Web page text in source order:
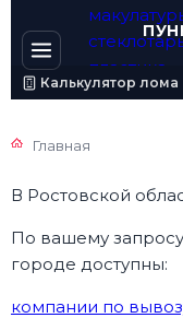
Калькулятор лома
Главная
В Ростовской
По вашему
городе доступны:
компании по